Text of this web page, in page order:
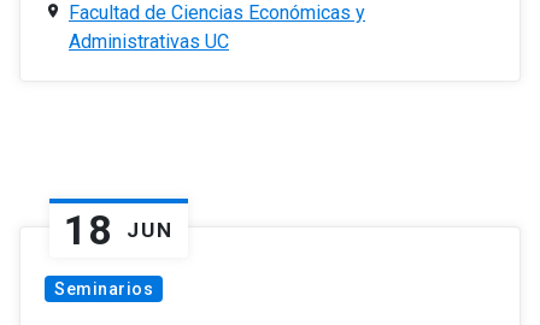
Facultad de Ciencias Económicas y
Administrativas UC
18 JUN
Seminarios